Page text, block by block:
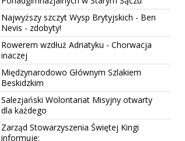
Najwyższy szczyt Wysp Brytyjskich - Ben
Nevis - zdobyty!
Rowerem wzdłuż Adriatyku - Chorwacja
inaczej
Międzynarodowo Głównym Szlakiem
Beskidzkim
Salezjański Wolontariat Misyjny otwarty
dla każdego
Zarząd Stowarzyszenia Świętej Kingi
informuje: